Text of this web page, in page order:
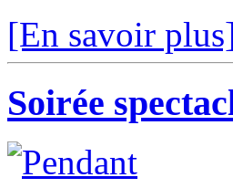
[En savoir
Soirée